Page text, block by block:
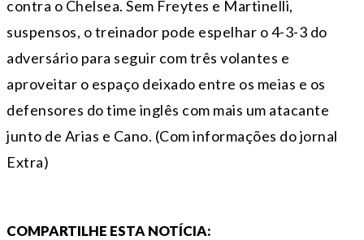
contra o Chelsea. Sem Freytes e Martinelli,
suspensos, o treinador pode espelhar o 4-3-3 do
adversário para seguir com três volantes e
aproveitar o espaço deixado entre os meias e os
defensores do time inglês com mais um atacante
junto de Arias e Cano. (Com informações do jornal
Extra)
COMPARTILHE ESTA NOTÍCIA: